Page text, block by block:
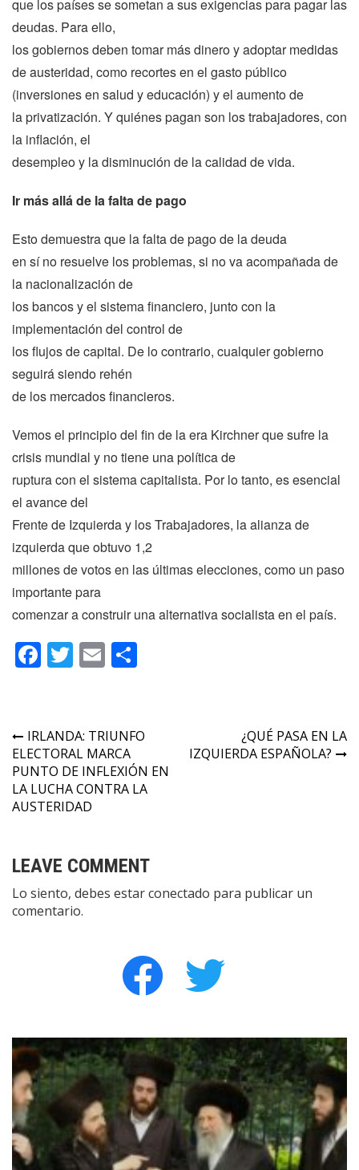
que los países se sometan a sus exigencias para pagar las
deudas. Para ello,
los gobiernos deben tomar más dinero y adoptar medidas
de austeridad, como recortes en el gasto público
(inversiones en salud y educación) y el aumento de
la privatización. Y quiénes pagan son los trabajadores, con
la inflación, el
desempleo y la disminución de la calidad de vida.
Ir más allá de la falta de pago
Esto demuestra que la falta de pago de la deuda
en sí no resuelve los problemas, si no va acompañada de
la nacionalización de
los bancos y el sistema financiero, junto con la
implementación del control de
los flujos de capital. De lo contrario, cualquier gobierno
seguirá siendo rehén
de los mercados financieros.
Vemos el principio del fin de la era Kirchner que sufre la
crisis mundial y no tiene una política de
ruptura con el sistema capitalista. Por lo tanto, es esencial
el avance del
Frente de Izquierda y los Trabajadores, la alianza de
izquierda que obtuvo 1,2
millones de votos en las últimas elecciones, como un paso
importante para
comenzar a construir una alternativa socialista en el país.
Facebook
Twitter
Email
Navegación
de
entradas
IRLANDA: TRIUNFO
ELECTORAL MARCA
PUNTO DE INFLEXIÓN EN
LA LUCHA CONTRA LA
AUSTERIDAD
¿QUÉ PASA EN LA
IZQUIERDA ESPAÑOLA?
LEAVE COMMENT
Lo siento, debes estarconectado para publicar un
comentario.
facebook twitter